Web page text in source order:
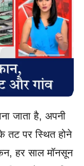
जाता है, अपनी
तट पर स्थित होने
हर साल मॉनसून